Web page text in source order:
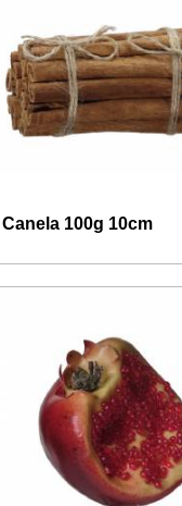
Canela 100g 10cm